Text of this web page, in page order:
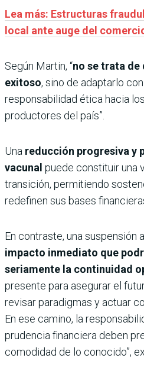
Lea más: Estructuras
local ante auge del
Según Martin, “no se trata de
exitoso, sino de adaptarlo
responsabilidad ética hacia
productores del país”.
Una reducción progresiva y
vacunal puede constituir una
transición, permitiendo
redefinen sus bases
En contraste, una suspensión
impacto inmediato que
seriamente la continuidad
presente para asegurar el
revisar paradigmas y actuar
En ese camino, la
prudencia financiera deben
comodidad de lo conocido”,